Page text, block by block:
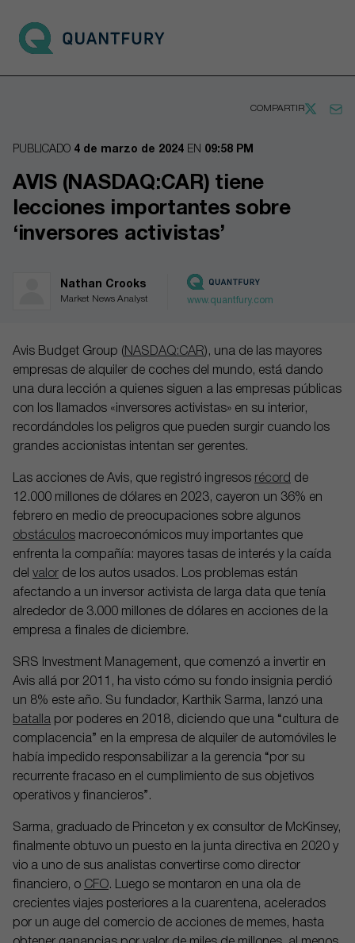
Go to main page
COMPARTIR
PUBLICADO 4 de marzo de 2024 EN 09:58 PM
AVIS (NASDAQ:CAR) tiene
lecciones importantes sobre
‘inversores activistas’
Nathan Crooks
Market News Analyst www.quantfury.com
Avis Budget Group ( NASDAQ:CAR), una de las mayores
empresas de alquiler de coches del mundo, está dando
una dura lección a quienes siguen a las empresas públicas
con los llamados «inversores activistas» en su interior,
recordándoles los peligros que pueden surgir cuando los
grandes accionistas intentan ser gerentes.
Las acciones de Avis, que registró ingresos récord de
12.000 millones de dólares en 2023, cayeron un 36% en
febrero en medio de preocupaciones sobre algunos
obstáculos macroeconómicos muy importantes que
enfrenta la compañía: mayores tasas de interés y la caída
del valor de los autos usados. Los problemas están
afectando a un inversor activista de larga data que tenía
alrededor de 3.000 millones de dólares en acciones de la
empresa a finales de diciembre.
SRS Investment Management, que comenzó a invertir en
Avis allá por 2011, ha visto cómo su fondo insignia perdió
un 8% este año. Su fundador, Karthik Sarma, lanzó una
batalla por poderes en 2018, diciendo que una “cultura de
complacencia” en la empresa de alquiler de automóviles le
había impedido responsabilizar a la gerencia “por su
recurrente fracaso en el cumplimiento de sus objetivos
operativos y financieros”.
Sarma, graduado de Princeton y ex consultor de McKinsey,
finalmente obtuvo un puesto en la junta directiva en 2020 y
vio a uno de sus analistas convertirse como director
financiero, o CFO. Luego se montaron en una ola de
crecientes viajes posteriores a la cuarentena, acelerados
por un auge del comercio de acciones de memes, hasta